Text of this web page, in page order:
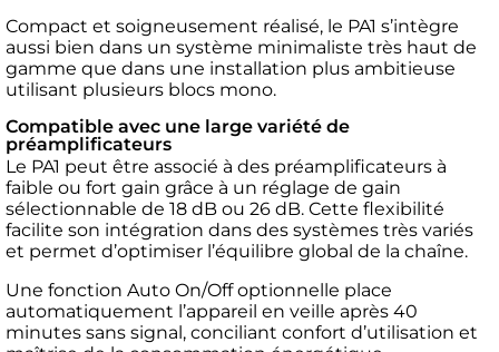
Compact et soigneusement réalisé, le PA1 s’intègre
aussi bien dans un système minimaliste très haut de
gamme que dans une installation plus ambitieuse
utilisant plusieurs blocs mono.
Compatible avec une large variété de
préamplificateurs
Le PA1 peut être associé à des préamplificateurs à
faible ou fort gain grâce à un réglage de gain
sélectionnable de 18 dB ou 26 dB. Cette flexibilité
facilite son intégration dans des systèmes très variés
et permet d’optimiser l’équilibre global de la chaîne.
Une fonction Auto On/Off optionnelle place
automatiquement l’appareil en veille après 40
minutes sans signal, conciliant confort d’utilisation et